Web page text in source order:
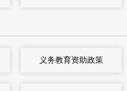
义务教育资助政策